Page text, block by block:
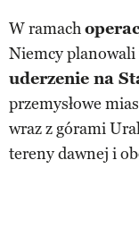
W ramach
Niemcy planowali
uderzenie na
przemysłowe
wraz z górami
tereny dawnej i